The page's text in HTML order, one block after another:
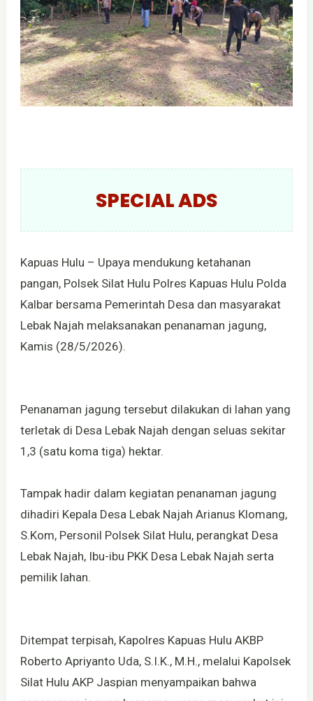
SPECIAL ADS
Kapuas Hulu – Upaya mendukung ketahanan
pangan, Polsek Silat Hulu Polres Kapuas Hulu Polda
Kalbar bersama Pemerintah Desa dan masyarakat
Lebak Najah melaksanakan penanaman jagung,
Kamis (28/5/2026).
Penanaman jagung tersebut dilakukan di lahan yang
terletak di Desa Lebak Najah dengan seluas sekitar
1,3 (satu koma tiga) hektar.
Tampak hadir dalam kegiatan penanaman jagung
dihadiri Kepala Desa Lebak Najah Arianus Klomang,
S.Kom, Personil Polsek Silat Hulu, perangkat Desa
Lebak Najah, Ibu-ibu PKK Desa Lebak Najah serta
pemilik lahan.
Ditempat terpisah, Kapolres Kapuas Hulu AKBP
Roberto Apriyanto Uda, S.I.K., M.H., melalui Kapolsek
Silat Hulu AKP Jaspian menyampaikan bahwa